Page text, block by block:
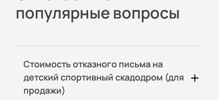
популярные вопросы
Стоимость отказного письма на
детский спортивный скадодром (для
продажи)